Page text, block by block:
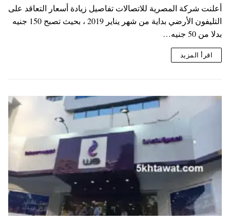
أعلنت شركة المصرية للاتصالات تفاصيل زيادة أسعار التعاقد على
التليفون الأرضي بداية من شهر يناير 2019 ، بحيث تصبح 150 جنيه
بدلا من 50 جنيه…
اقرأ المزيد